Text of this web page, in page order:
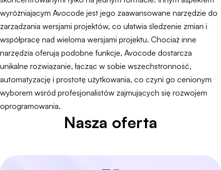
wyróżniającym Avocode jest jego zaawansowane narzędzie do
zarządzania wersjami projektów, co ułatwia śledzenie zmian i
współpracę nad wieloma wersjami projektu. Chociaż inne
narzędzia oferują podobne funkcje, Avocode dostarcza
unikalne rozwiązanie, łącząc w sobie wszechstronność,
automatyzację i prostotę użytkowania, co czyni go cenionym
wyborem wśród profesjonalistów zajmujących się rozwojem
oprogramowania.
Nasza oferta